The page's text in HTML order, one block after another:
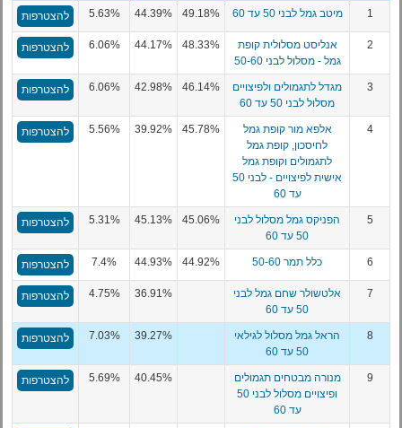
1 מיטב גמל לבני 50 עד 60 49.18%
44.39%
5.63% להצטרפות
2
אנליסט מסלולית קופת
גמל - מסלול לבני 50-60
48.33%
44.17%
6.06% להצטרפות
3
מגדל לתגמולים ולפיצויים
מסלול לבני 50 עד 60
46.14%
42.98%
6.06% להצטרפות
4
אלפא מור קופת גמל
לחיסכון, קופת גמל
לתגמולים וקופת גמל
אישית לפיצויים - לבני 50
עד 60
45.78%
39.92%
5.56% להצטרפות
5
הפניקס גמל מסלול לבני
50 עד 60
45.06%
45.13%
5.31% להצטרפות
6 כלל תמר 50-60 44.92%
44.93%
7.4% להצטרפות
7
אלטשולר שחם גמל לבני
50 עד 60
36.91%
4.75% להצטרפות
8
הראל גמל מסלול לגילאי
50 עד 60
39.27%
7.03% להצטרפות
9
מנורה מבטחים תגמולים
ופיצויים מסלול לבני 50
עד 60
40.45%
5.69% להצטרפות